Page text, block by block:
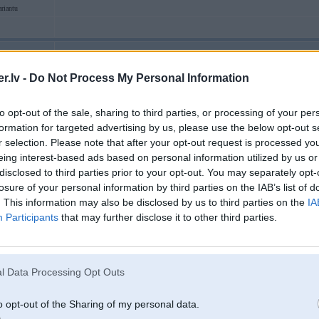
- Do Not Process My Personal Information
opt-out of the sale, sharing to third parties, or processing of your
for targeted advertising by us, please use the below opt-out
selection. Please note that after your opt-out request is processed
interest-based ads based on personal information utilized by us
to third parties prior to your opt-out. You may separately
of your personal information by third parties on the IAB’s list of
This information may also be disclosed by us to third parties on the
Participants that may further disclose it to other third parties.
Data Processing Opt Outs
opt-out of the Sharing of my personal data.
12. Apr 2024, 22:48
Lai arī peļņas % ir ļoti augsts, tas darbs ir reāli pretīgs/grūts + dārgā skola.
sliktāki zobārsti/mehāniķi, katram pašam lemt kur iet.
-----------------
Reiz sen senos laikos nosapņoju, ka implants + kronis cena 3k, var būt